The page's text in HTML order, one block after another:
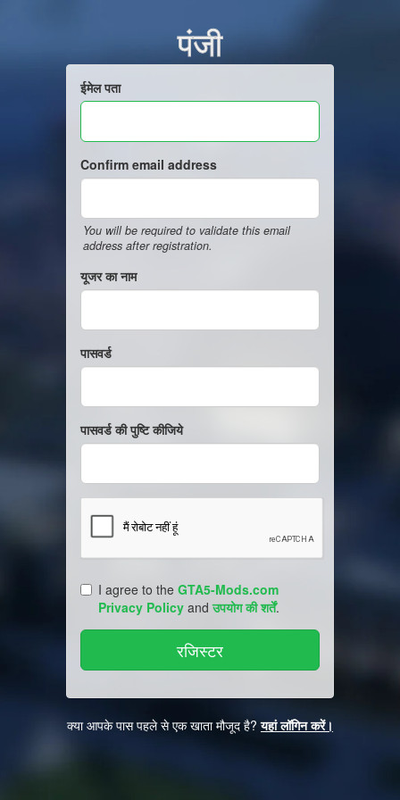
पंजी
ईमेल पता
Confirm email address
You will be required to validate this email
address after registration.
यूजर का नाम
पासवर्ड
पासवर्ड की पुष्टि कीजिये
I agree to the GTA5-Mods.com
Privacy Policy andउपयोग की शर्तें.
क्या आपके पास पहले से एक खाता मौजूद है?यहां लॉगिन करें।